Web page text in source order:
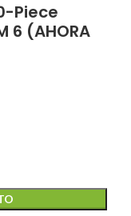
Piece
6 (AHORA